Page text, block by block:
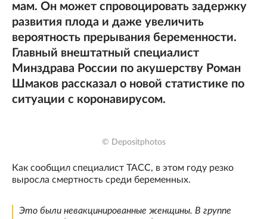
мам. Он может спровоцировать задержку
развития плода и даже увеличить
вероятность прерывания беременности.
Главный внештатный специалист
Минздрава России по акушерству Роман
Шмаков рассказал о новой статистике по
ситуации с коронавирусом.
© Depositphotos
Как сообщил специалист ТАСС, в этом году резко
выросла смертность среди беременных.
Это были невакцинированные женщины. В группе